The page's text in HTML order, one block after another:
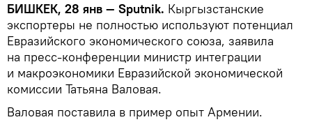
БИШКЕК, 28 янв — Sputnik. Кыргызстанские
экспортеры не полностью используют потенциал
Евразийского экономического союза, заявила
на пресс-конференции министр интеграции
и макроэкономики Евразийской экономической
комиссии Татьяна Валовая.
Валовая поставила в пример опыт Армении.